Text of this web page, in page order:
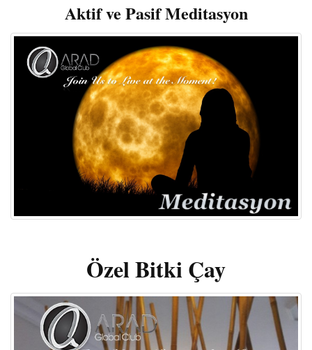
Aktif ve Pasif Meditasyon
Özel Bitki Çay